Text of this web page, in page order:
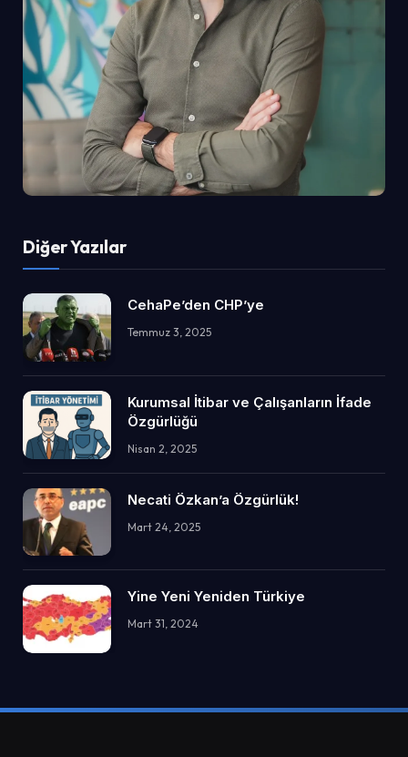
Diğer Yazılar
CehaPe’den CHP’ye
Temmuz 3, 2025
Kurumsal İtibar ve Çalışanların İfade
Özgürlüğü
Nisan 2, 2025
Necati Özkan’a Özgürlük!
Mart 24, 2025
Yine Yeni Yeniden Türkiye
Mart 31, 2024